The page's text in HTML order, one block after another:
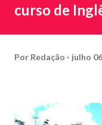
curso de
Por Redação julho